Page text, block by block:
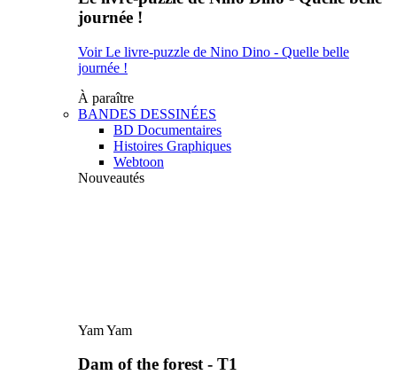
journée !
Voir Le livre-puzzle de Nino Dino - Quelle belle
journée !
À paraître
BANDES DESSINÉES
BD Documentaires
Histoires Graphiques
Webtoon
Nouveautés
Yam Yam
Dam of the forest - T1